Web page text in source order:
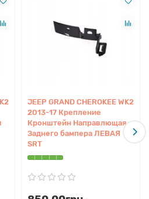
JEEP GRAND CHEROKEE WK2
2013-17 Крепление
Кронштейн Направлющая
Заднего бампера ЛЕВАЯ
SRT